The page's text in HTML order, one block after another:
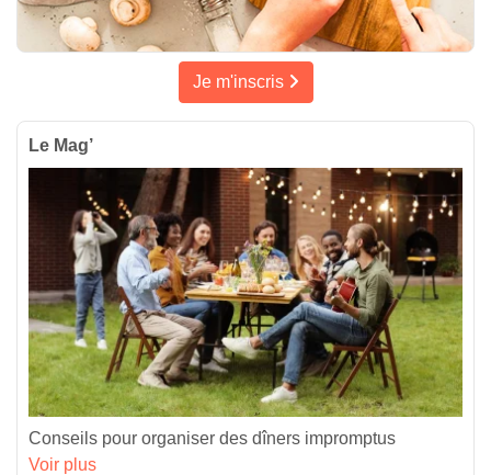
Je m'inscris
Le Mag’
Conseils pour organiser des dîners impromptus
Voir plus